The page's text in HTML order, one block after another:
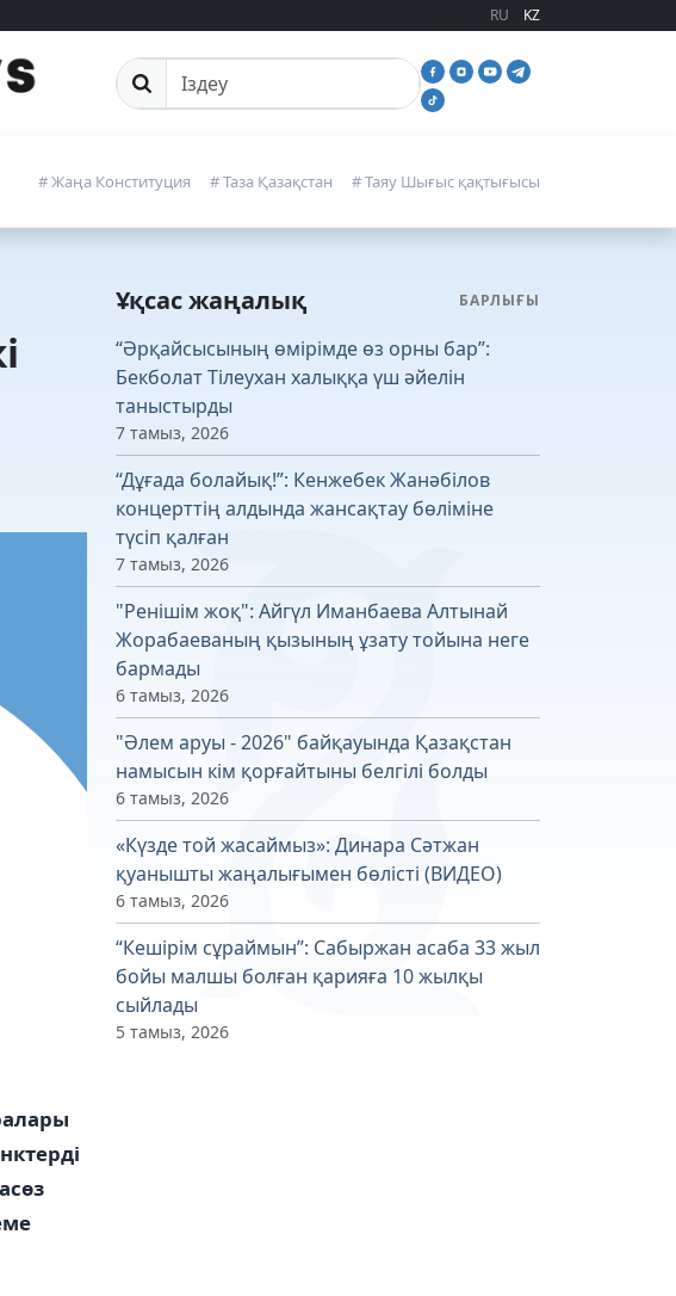
RU KZ
Сайттан іздеу
# Жаңа Конституция # Таза Қазақстан # Таяу Шығыс қақтығысы
Ұқсас жаңалық БАРЛЫҒЫ
“Әрқайсысының өмірімде өз орны бар”:
Бекболат Тілеухан халыққа үш әйелін
таныстырды
7 тамыз, 2026
“Дұғада болайық!”: Кенжебек Жанәбілов
концерттің алдында жансақтау бөліміне
түсіп қалған
7 тамыз, 2026
"Ренішім жоқ": Айгүл Иманбаева Алтынай
Жорабаеваның қызының ұзату тойына неге
бармады
6 тамыз, 2026
"Әлем аруы - 2026" байқауында Қазақстан
намысын кім қорғайтыны белгілі болды
6 тамыз, 2026
«Күзде той жасаймыз»: Динара Сәтжан
қуанышты жаңалығымен бөлісті (ВИДЕО)
6 тамыз, 2026
“Кешірім сұраймын”: Сабыржан асаба 33 жыл
бойы малшы болған қарияға 10 жылқы
сыйлады
5 тамыз, 2026